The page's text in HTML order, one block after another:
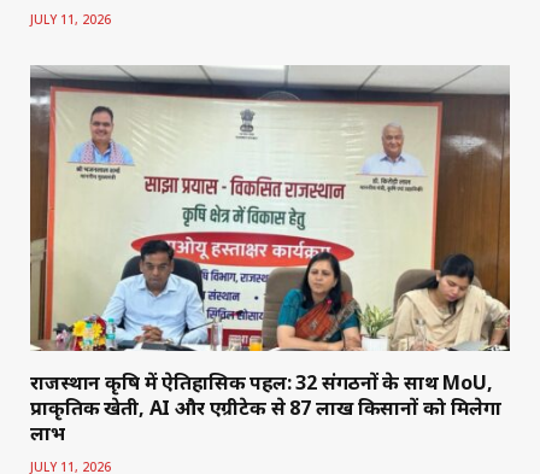
JULY 11, 2026
राजस्थान कृषि में ऐतिहासिक पहल: 32 संगठनों के साथ MoU,
प्राकृतिक खेती, AI और एग्रीटेक से 87 लाख किसानों को मिलेगा
लाभ
JULY 11, 2026